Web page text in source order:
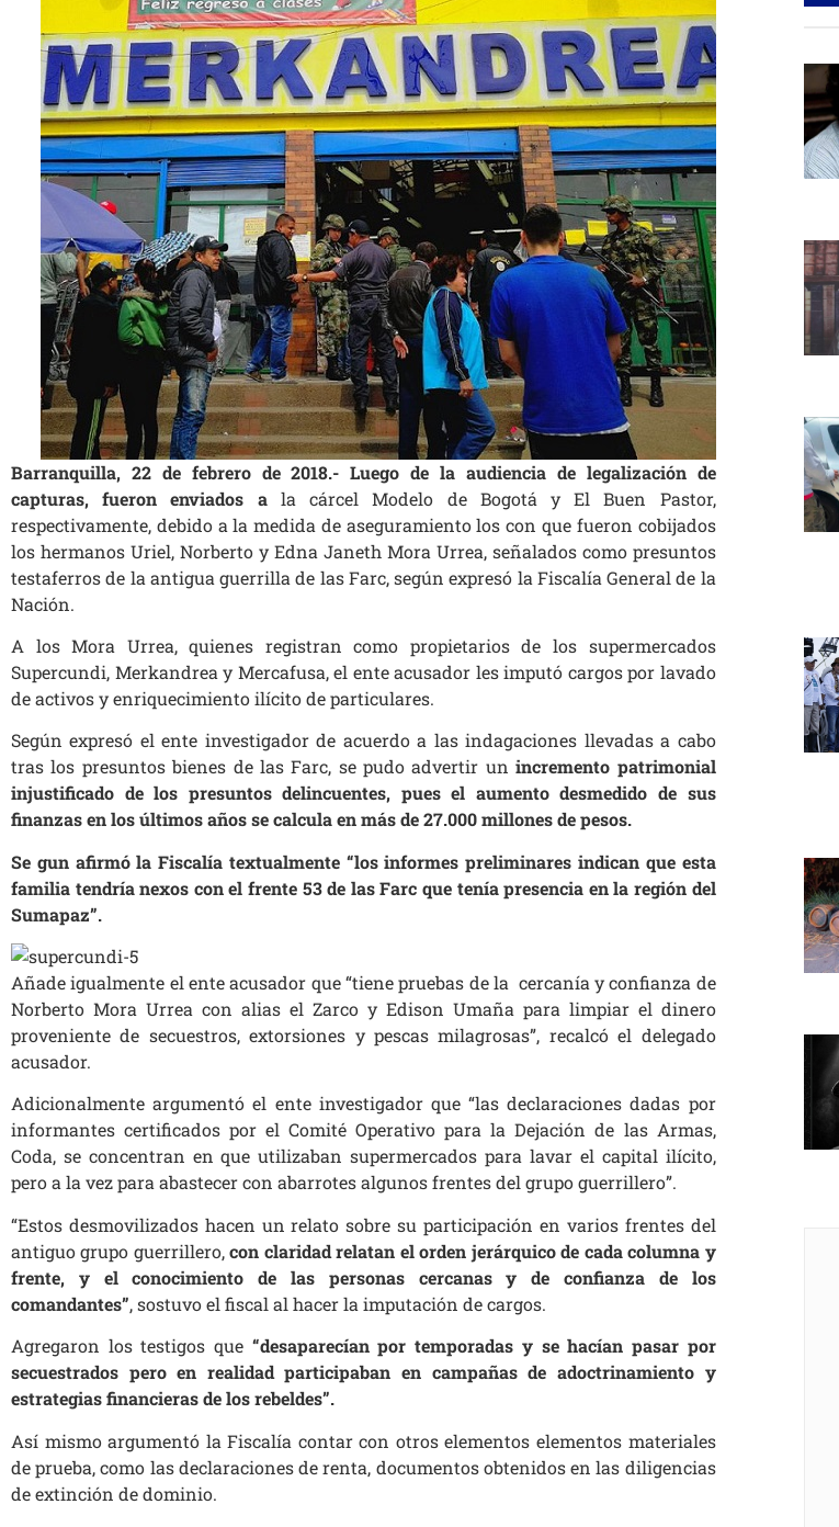
Barranquilla, 22 de febrero de 2018.- Luego de la audiencia de legalización de
capturas, fueron enviados ala cárcel Modelo de Bogotá y El Buen Pastor,
respectivamente, debido a la medida de aseguramiento los con que fueron cobijados
los hermanos Uriel, Norberto y Edna Janeth Mora Urrea, señalados como presuntos
testaferros de la antigua guerrilla de las Farc, según expresó la Fiscalía General de la
Nación.
A los Mora Urrea, quienes registran como propietarios de los supermercados
Supercundi, Merkandrea y Mercafusa, el ente acusador les imputó cargos por lavado
de activos y enriquecimiento ilícito de particulares.
Según expresó el ente investigador de acuerdo a las indagaciones llevadas a cabo
tras los presuntos bienes de las Farc, se pudo advertir unincremento patrimonial
injustificado de los presuntos delincuentes, pues el aumento desmedido de sus
finanzas en los últimos años se calcula en más de 27.000 millones de pesos.
Se gun afirmó la Fiscalía textualmente “los informes preliminares indican que esta
familia tendría nexos con el frente 53 de las Farc que tenía presencia en la región del
Sumapaz”.
Añade igualmente el ente acusador que “tiene pruebas de la cercanía y confianza de
Norberto Mora Urrea con alias el Zarco y Edison Umaña para limpiar el dinero
proveniente de secuestros, extorsiones y pescas milagrosas”, recalcó el delegado
acusador.
Adicionalmente argumentó el ente investigador que “las declaraciones dadas por
informantes certificados por el Comité Operativo para la Dejación de las Armas,
Coda, se concentran en que utilizaban supermercados para lavar el capital ilícito,
pero a la vez para abastecer con abarrotes algunos frentes del grupo guerrillero”.
“Estos desmovilizados hacen un relato sobre su participación en varios frentes del
antiguo grupo guerrillero,con claridad relatan el orden jerárquico de cada columna y
frente, y el conocimiento de las personas cercanas y de confianza de los
comandantes”, sostuvo el fiscal al hacer la imputación de cargos.
Agregaron los testigos que “desaparecían por temporadas y se hacían pasar por
secuestrados pero en realidad participaban en campañas de adoctrinamiento y
estrategias financieras de los rebeldes”.
Así mismo argumentó la Fiscalía contar con otros elementos elementos materiales
de prueba, como las declaraciones de renta, documentos obtenidos en las diligencias
de extinción de dominio.